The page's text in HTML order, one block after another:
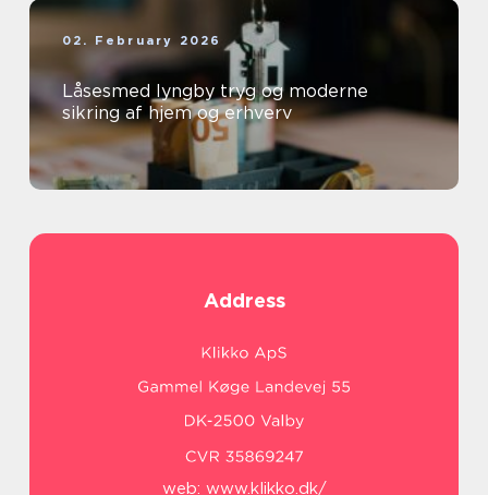
02. February 2026
Låsesmed lyngby tryg og moderne
sikring af hjem og erhverv
Address
web: www.klikko.dk/